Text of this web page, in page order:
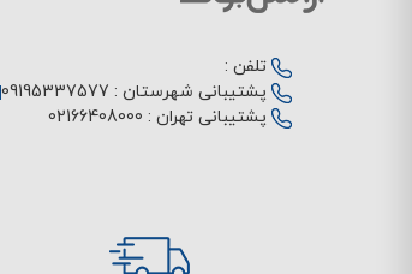
تلفن :
پشتیبانی شهرستان : 09195337577
پشتیبانی تهران : 02166408000